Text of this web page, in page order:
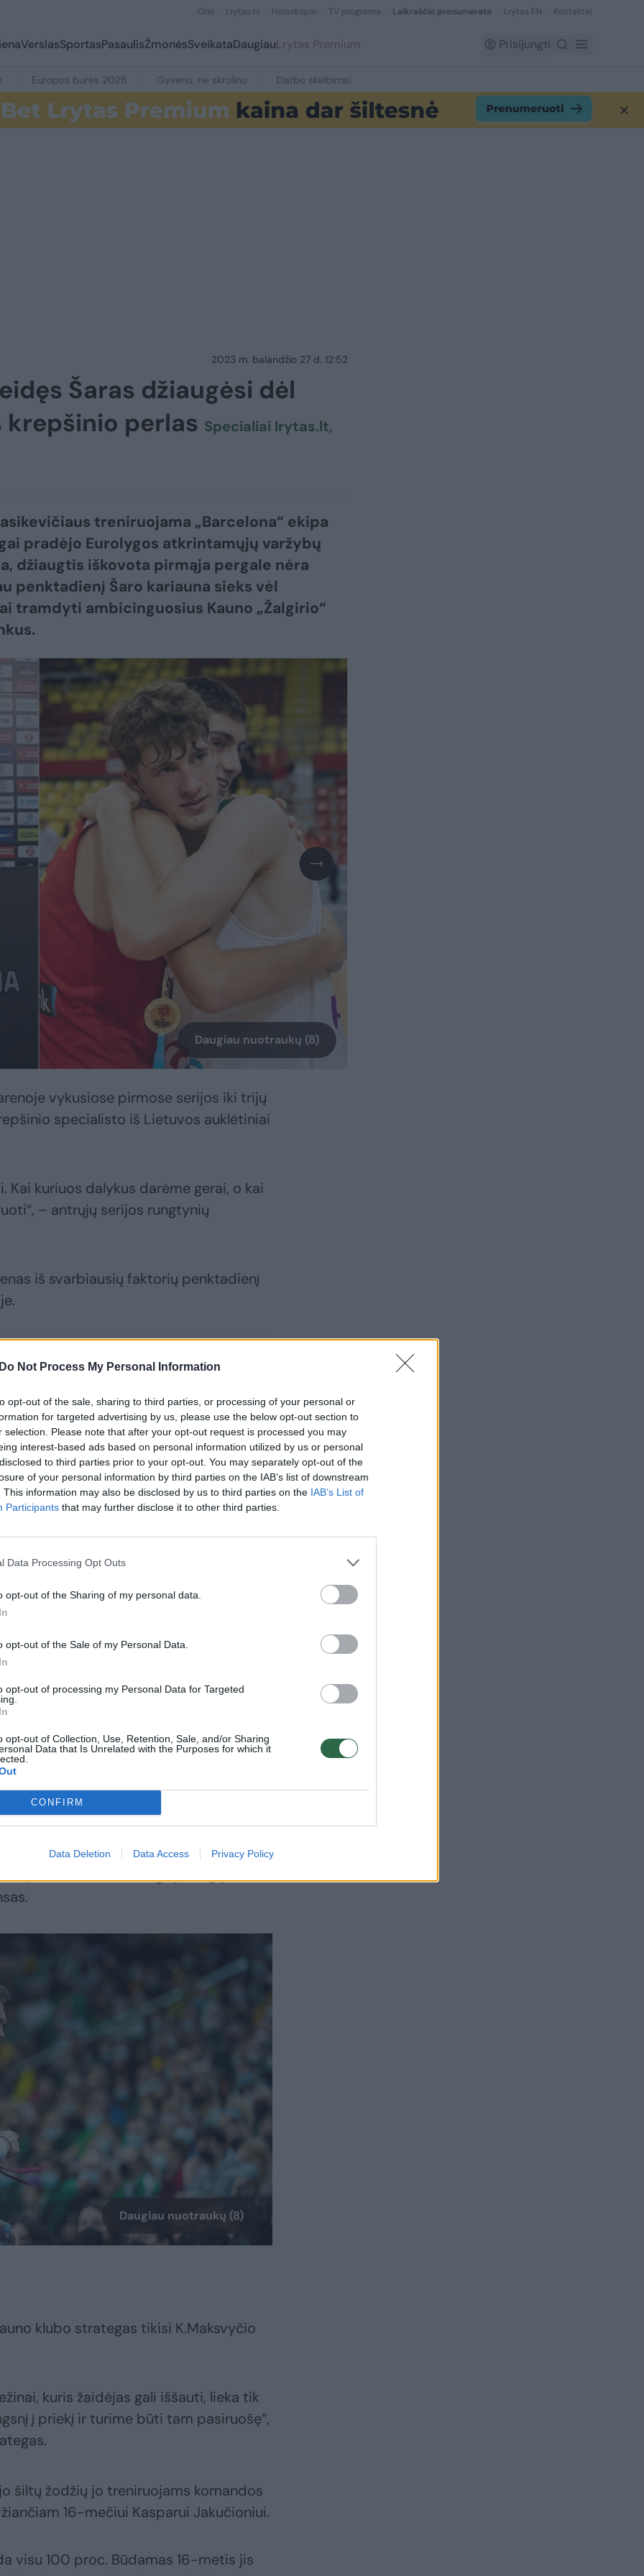
Do Not Process My Personal Information
opt-out of the sale, sharing to third parties, or processing of your personal or
for targeted advertising by us, please use the below opt-out section to
selection. Please note that after your opt-out request is processed you may
interest-based ads based on personal information utilized by us or personal
to third parties prior to your opt-out. You may separately opt-out of the
of your personal information by third parties on the IAB’s list of downstream
This information may also be disclosed by us to third parties on the IAB’s List of
Participants that may further disclose it to other third parties.
Data Processing Opt Outs
opt-out of the Sharing of my personal data.
opt-out of the Sale of my Personal Data.
opt-out of processing my Personal Data for Targeted
opt-out of Collection, Use, Retention, Sale, and/or Sharing
Data that Is Unrelated with the Purposes for which it
CONFIRM
Data Deletion Data Access Privacy Policy
Orai Lrytas.tv Horoskopai TV programa Laikraščio prenumerata Lrytas EN Kontaktai
VerslasSportasPasaulisŽmonėsSveikataDaugiauLrytas Premium Prisijungti
Europos burės 2026 Gyvenu, ne skrolinu Darbo skelbimai
2023 m. balandžio 27 d. 12:52
Šaras džiaugėsi dėl
krepšinio perlas Specialiai lrytas.lt,
treniruojama „Barcelona“ ekipa
pradėjo Eurolygos atkrintamųjų varžybų
džiaugtis iškovota pirmąja pergale nėra
penktadienį Šaro kariauna sieks vėl
tramdyti ambicinguosius Kauno „Žalgirio“
Daugiau nuotraukų (8)
vykusiose pirmose serijos iki trijų
specialisto iš Lietuvos auklėtiniai
Kai kuriuos dalykus darėme gerai, o kai
– antrųjų serijos rungtynių
iš svarbiausių faktorių penktadienį
„Žalgirio“
ryžtingai
ir kylame
taip pat sunku ir „Žalgiriui“. Kuri
daugiau šansų laimėti“, – pridūrė
Mirotičiaus sveikatos būklę prieš
– apie koją pirmose rungtynėse
Vos po kelių akimirkų jis patikino,
parketo tikrai nežengs pirmąją
Daugiau nuotraukų (8)
klubo strategas tikisi K.Maksvyčio
kuris žaidėjas gali iššauti, lieka tik
į priekį ir turime būti tam pasiruošę“,
šiltų žodžių jo treniruojams komandos
16-mečiui Kasparui Jakučioniui.
visu 100 proc. Būdamas 16-metis jis